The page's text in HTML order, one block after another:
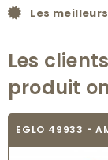
Les
Les
produit